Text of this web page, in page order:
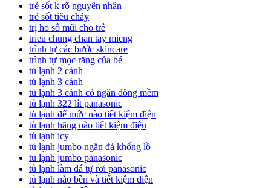
trẻ sốt k rõ nguyên nhân
trẻ sốt tiêu chảy
trị ho sổ mũi cho trẻ
trieu chung chan tay mieng
trình tự các bước skincare
trình tự mọc răng của bé
tủ lạnh 2 cánh
tủ lạnh 3 cánh
tủ lạnh 3 cánh có ngăn đông mềm
tủ lạnh 322 lít panasonic
tủ lạnh để mức nào tiết kiệm điện
tủ lạnh hãng nào tiết kiệm điện
tủ lạnh icy
tủ lạnh jumbo ngăn đá khổng lồ
tủ lạnh jumbo panasonic
tủ lạnh làm đá tự rơi panasonic
tủ lạnh nào bền và tiết kiệm điện